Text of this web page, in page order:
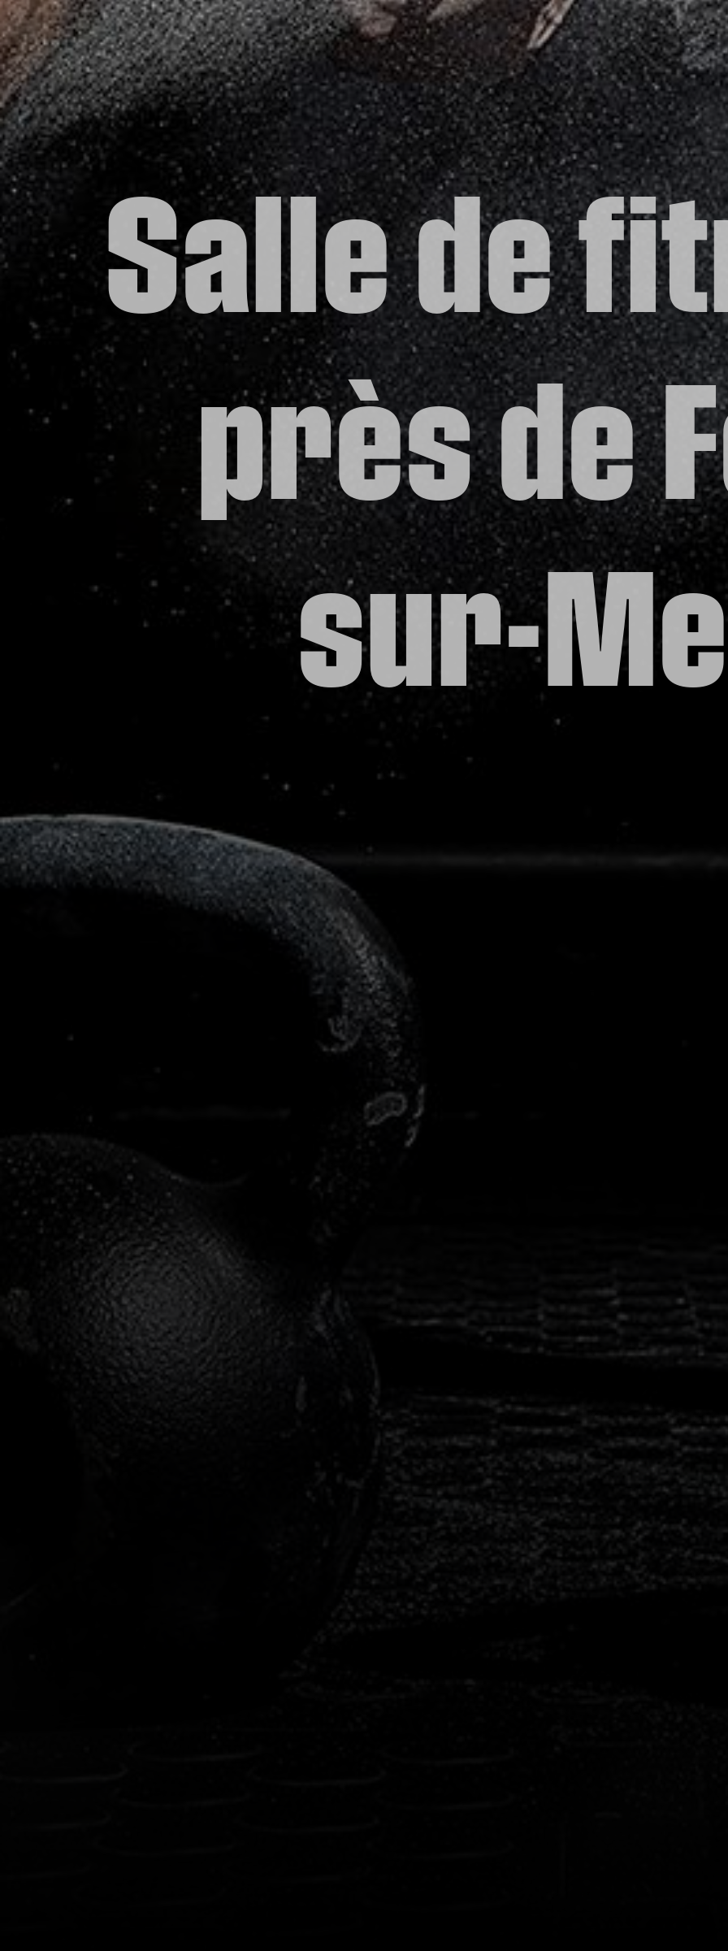
Salle de
près de
sur-
SALLE DE FITNESS